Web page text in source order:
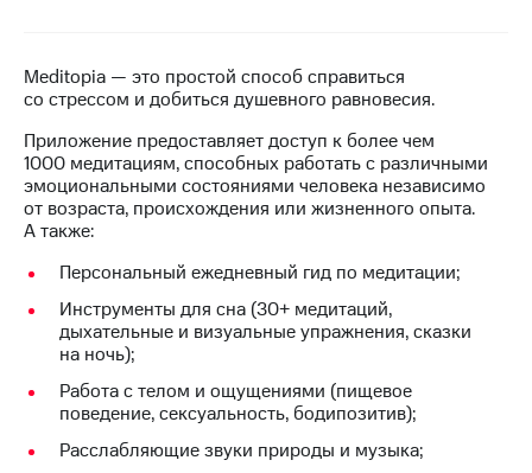
Роуминг
Семейная
группа
Заказать
eSIM
SIM-
карта
для
иностранцев
Тарифы
РИИЛ
и МТС
Супер
дешевле
с карты
Деньги
Выберите
и подключите
ТВ
с выгодным
тарифом
Meditopia — это простой способ справиться
со стрессом и добиться душевного равновесия.
Приложение предоставляет доступ к более чем
1000 медитациям, способных работать с различными
эмоциональными состояниями человека независимо
от возраста, происхождения или жизненного опыта.
А также:
Персональный ежедневный гид по медитации;
Инструменты для сна (30+ медитаций,
дыхательные и визуальные упражнения, сказки
на ночь);
Работа с телом и ощущениями (пищевое
поведение, сексуальность, бодипозитив);
Расслабляющие звуки природы и музыка;